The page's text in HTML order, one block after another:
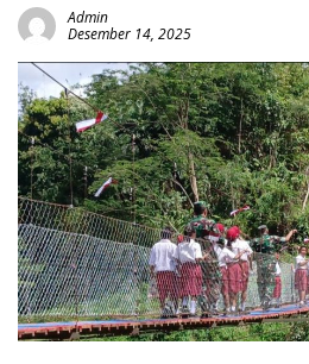
Admin
Desember 14, 2025